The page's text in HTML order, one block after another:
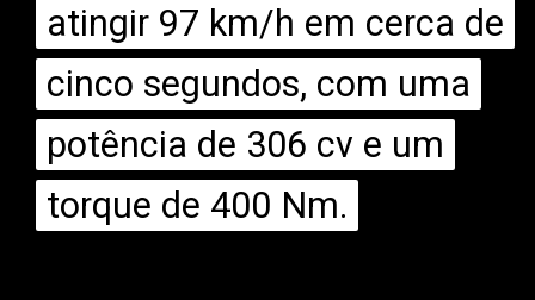
atingir 97 km/h em cerca de
cinco segundos, com uma
potência de 306 cv e um
torque de 400 Nm.
atingir 97 km/h em cerca de
cinco segundos, com uma
potência de 306 cv e um
torque de 400 Nm.